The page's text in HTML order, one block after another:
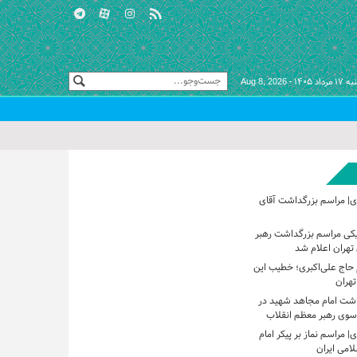
۱۴۰۵ - Aug 8, 2026
مراسم بزرگداشت آقای
مراسم بزرگداشت رهبر
اعلام شد
علی‌اکبری؛ خطیب این
امام مجاهد شهید در
رهبر معظم انقلاب
مراسم نماز بر پیکر امام
ایران